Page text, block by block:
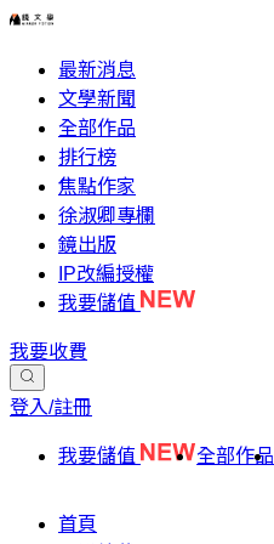
最新消息
文學新聞
全部作品
排行榜
焦點作家
徐淑卿專欄
鏡出版
IP改編授權
我要儲值
我要收費
登入/註冊
我要儲值 全部作品
首頁